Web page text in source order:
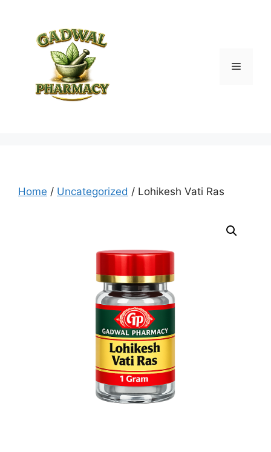
Menu
Home / Uncategorized / Lohikesh Vati Ras